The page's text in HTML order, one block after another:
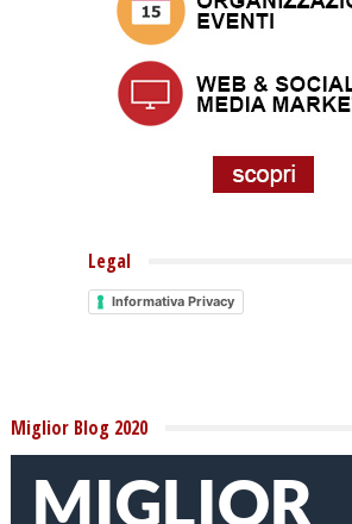
Legal
Informativa Privacy
Miglior Blog 2020